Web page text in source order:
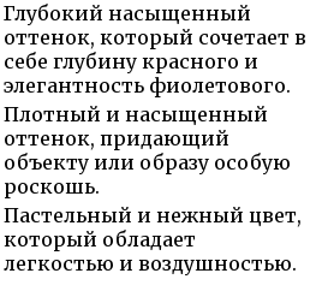
Глубокий насыщенный
оттенок, который сочетает в
себе глубину красного и
элегантность фиолетового.
Плотный и насыщенный
оттенок, придающий
объекту или образу особую
роскошь.
Пастельный и нежный цвет,
который обладает
легкостью и воздушностью.